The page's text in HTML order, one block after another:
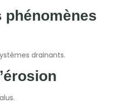
phénomènes
drainants.